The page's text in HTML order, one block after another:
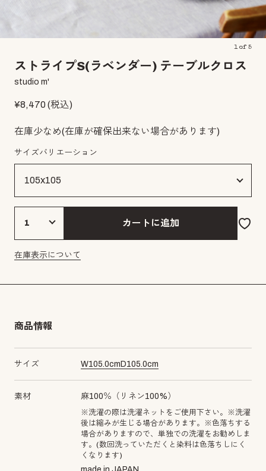
1of 5
ストライプS(ラベンダー) テーブルクロス
studio m'
¥8,470(税込)
在庫少なめ(在庫が確保出来ない場合があります)
サイズバリエーション
カートに追加
在庫表示について
商品情報
サイズ W105.0cm D105.0cm
素材 麻100％（リネン100%）
※洗濯の際は洗濯ネットをご使用下さい。※洗濯
後は縮みが生じる場合があります。※色落ちする
場合がありますので、単独での洗濯をお勧めしま
す。(数回洗っていただくと染料は色落ちしにく
くなります)